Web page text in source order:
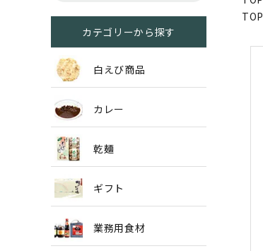
TOP
カテゴリーから探す
白えび商品
カレー
乾麺
ギフト
業務用食材